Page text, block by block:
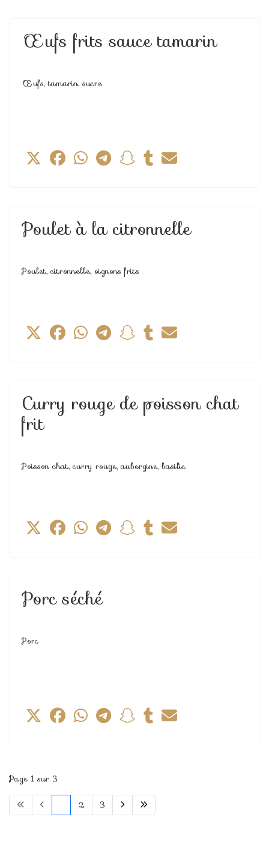
Œufs frits sauce tamarin
Œufs, tamarin, sucre
Poulet à la citronnelle
Poulet, citronnelle, oignons frits
Curry rouge de poisson chat
frit
Poisson chat, curry rouge, aubergine, basilic
Porc séché
Porc
Page 1 sur 3
2 3